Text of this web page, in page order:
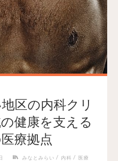
区の内科クリ
健康を支える
療拠点
みなとみらい / 内科 / 医療